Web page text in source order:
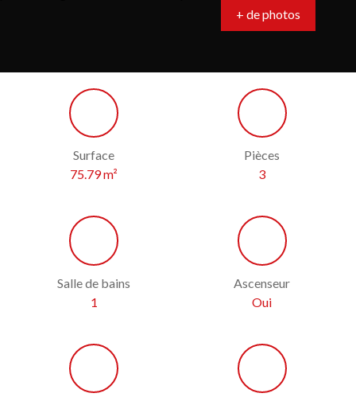
+ de photos
Surface
75.79m²
Pièces
3
Salle de bains
1
Ascenseur
Oui